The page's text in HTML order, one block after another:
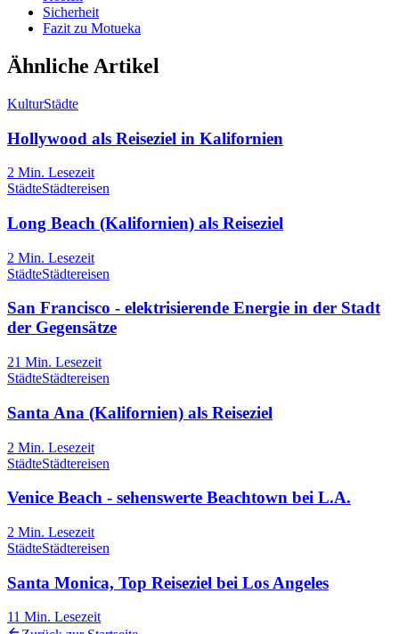
Sicherheit
Fazit zu Motueka
Ähnliche Artikel
KulturStädte
Hollywood als Reiseziel in Kalifornien
2 Min. Lesezeit
StädteStädtereisen
Long Beach (Kalifornien) als Reiseziel
2 Min. Lesezeit
StädteStädtereisen
San Francisco - elektrisierende Energie in der Stadt
der Gegensätze
21 Min. Lesezeit
StädteStädtereisen
Santa Ana (Kalifornien) als Reiseziel
2 Min. Lesezeit
StädteStädtereisen
Venice Beach - sehenswerte Beachtown bei L.A.
2 Min. Lesezeit
StädteStädtereisen
Santa Monica, Top Reiseziel bei Los Angeles
11 Min. Lesezeit